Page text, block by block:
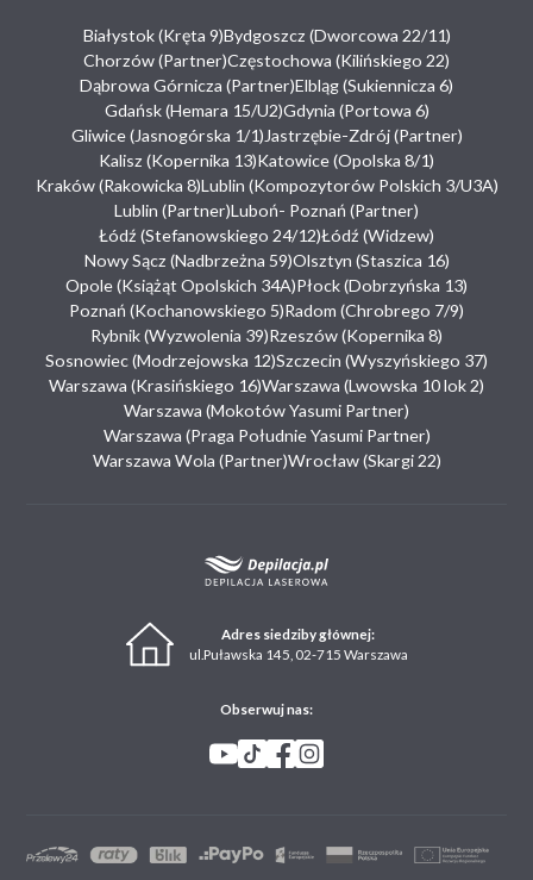
Białystok (Kręta 9)Bydgoszcz (Dworcowa 22/11)
Chorzów (Partner)Częstochowa (Kilińskiego 22)
Dąbrowa Górnicza (Partner)Elbląg (Sukiennicza 6)
Gdańsk (Hemara 15/U2)Gdynia (Portowa 6)
Gliwice (Jasnogórska 1/1)Jastrzębie-Zdrój (Partner)
Kalisz (Kopernika 13)Katowice (Opolska 8/1)
Kraków (Rakowicka 8)Lublin (Kompozytorów Polskich 3/U3A)
Lublin (Partner)Luboń- Poznań (Partner)
Łódź (Stefanowskiego 24/12)Łódź (Widzew)
Nowy Sącz (Nadbrzeżna 59)Olsztyn (Staszica 16)
Opole (Książąt Opolskich 34A)Płock (Dobrzyńska 13)
Poznań (Kochanowskiego 5)Radom (Chrobrego 7/9)
Rybnik (Wyzwolenia 39)Rzeszów (Kopernika 8)
Sosnowiec (Modrzejowska 12)Szczecin (Wyszyńskiego 37)
Warszawa (Krasińskiego 16)Warszawa (Lwowska 10 lok 2)
Warszawa (Mokotów Yasumi Partner)
Warszawa (Praga Południe Yasumi Partner)
Warszawa Wola (Partner)Wrocław (Skargi 22)
Adres siedziby głównej:
ul.Puławska 145, 02-715 Warszawa
Obserwuj nas: